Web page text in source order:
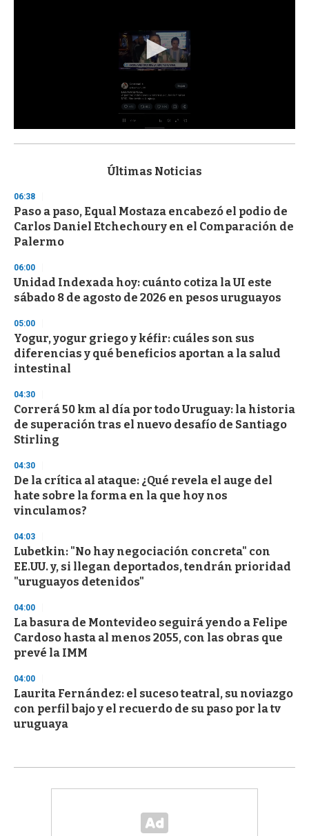
s
d
s
o
f
3
s
e
c
o
d
s
Últimas Noticias
06:38
Paso a paso, Equal Mostaza encabezó el podio de
Carlos Daniel Etchechoury en el Comparación de
Palermo
06:00
Unidad Indexada hoy: cuánto cotiza la UI este
sábado 8 de agosto de 2026 en pesos uruguayos
05:00
Yogur, yogur griego y kéfir: cuáles son sus
diferencias y qué beneficios aportan a la salud
intestinal
04:30
Correrá 50 km al día por todo Uruguay: la historia
de superación tras el nuevo desafío de Santiago
Stirling
04:30
De la crítica al ataque: ¿Qué revela el auge del
hate sobre la forma en la que hoy nos
vinculamos?
04:03
Lubetkin: "No hay negociación concreta" con
EE.UU. y, si llegan deportados, tendrán prioridad
"uruguayos detenidos"
04:00
La basura de Montevideo seguirá yendo a Felipe
Cardoso hasta al menos 2055, con las obras que
prevé la IMM
04:00
Laurita Fernández: el suceso teatral, su noviazgo
con perfil bajo y el recuerdo de su paso por la tv
uruguaya